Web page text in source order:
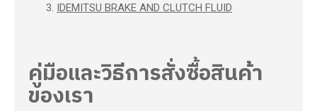
IDEMITSU BRAKE AND CLUTCH FLUID
คู่มือและวิธีการสั่งซื้อสินค้า
ของเรา